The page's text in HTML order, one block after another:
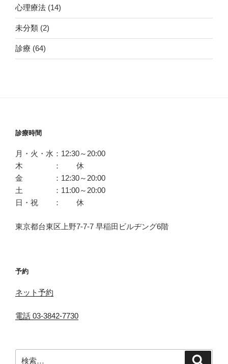
心理療法 (14)
未分類 (2)
診療 (64)
診療時間
月・火・水：12:30～20:00
木 ： 休
金 ：12:30～20:00
土 ：11:00～20:00
日・祝 ： 休
東京都台東区上野7-7-7 早稲田ビルヂング6階
予約
ネット予約
電話 03-3842-7730